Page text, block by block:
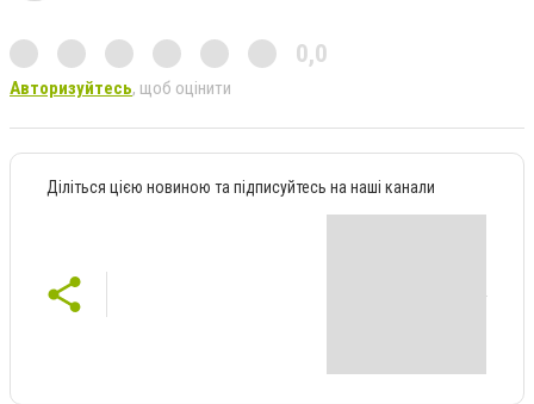
0,0
Авторизуйтесь, щоб оцінити
Діліться цією новиною та підписуйтесь на наші канали